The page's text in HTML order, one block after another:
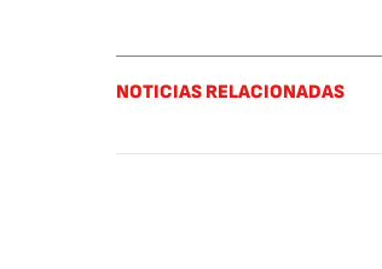
NOTICIAS RELACIONADAS